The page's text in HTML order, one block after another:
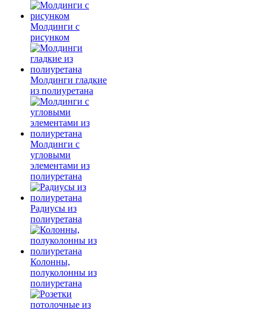
Молдинги c
рисунком
Молдинги гладкие
из полиуретана
Молдинги с
угловыми
элементами из
полиуретана
Радиусы из
полиуретана
Колонны,
полуколонны из
полиуретана